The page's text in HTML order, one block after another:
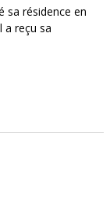
sa résidence en
a reçu sa